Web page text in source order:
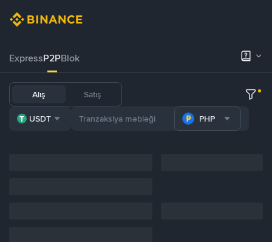
ExpressP2PBlok
Alış Satış
USDT PHP